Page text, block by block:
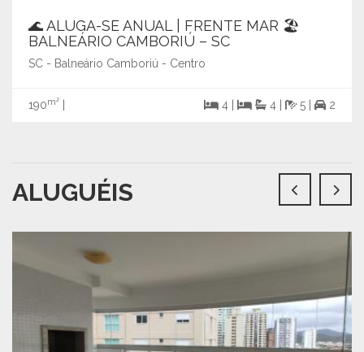
🌊 ALUGA-SE ANUAL | FRENTE MAR 🏖️
BALNEÁRIO CAMBORIÚ – SC
SC - Balneário Camboriú - Centro
190m² 4 | 4 | 5 | 2
ALUGUÉIS